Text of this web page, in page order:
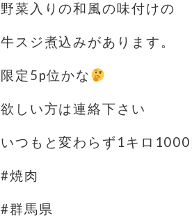
野菜入りの和風の味付けの
牛スジ煮込みがあります。
限定5p位かな
欲しい方は連絡下さい
いつもと変わらず1キロ1000
#焼肉
#群馬県